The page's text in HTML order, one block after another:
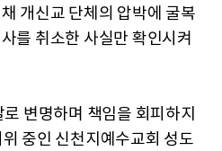
개신교 단체의 압박에 굴복
를 취소한 사실만 확인시켜
변명하며 책임을 회피하지
중인 신천지예수교회 성도